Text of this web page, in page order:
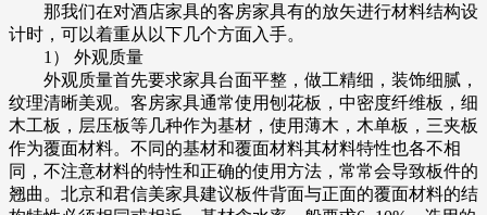
那我们在对酒店家具的客房家具有的放矢进行材料结构设
计时，可以着重从以下几个方面入手。
1） 外观质量
外观质量首先要求家具台面平整，做工精细，装饰细腻，
纹理清晰美观。客房家具通常使用刨花板，中密度纤维板，细
木工板，层压板等几种作为基材，使用薄木，木单板，三夹板
作为覆面材料。不同的基材和覆面材料其材料特性也各不相
同，不注意材料的特性和正确的使用方法，常常会导致板件的
翘曲。北京和君信美家具建议板件背面与正面的覆面材料的结